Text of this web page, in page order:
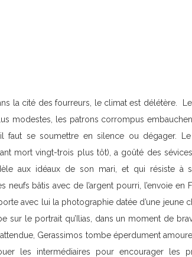
Pour
la cité des fourreurs, le climat est délétère.
modestes, les patrons corrompus
faut se soumettre en silence ou dégager.
mort vingt-trois plus tôt), a goûté des
aux idéaux de son mari, et qui résiste à
neufs bâtis avec de l’argent pourri, l’envoie en
avec lui la photographie datée d’une jeune
sur le portrait qu’Ilias, dans un moment de
Gerassimos tombe éperdument
les intermédiaires pour encourager les